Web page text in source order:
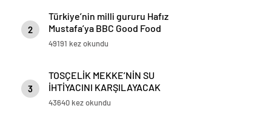
2
Türkiye’nin milli gururu Hafız
Mustafa’ya BBC Good Food
ödülü
49191 kez okundu
3
TOSÇELİK MEKKE’NİN SU
İHTİYACINI KARŞILAYACAK
PROJESİ’NİN BORU TEDARİKİNİ
43640 kez okundu